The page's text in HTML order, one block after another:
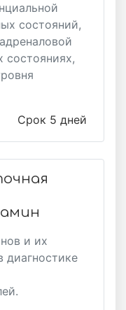
состояний,
состояниях,
Срок 5 дней
и их
диагностике